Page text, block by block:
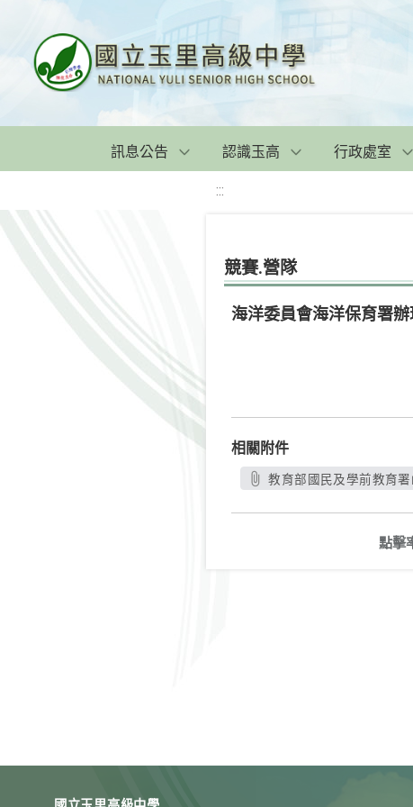
訊息公告 認識玉高 行政處室
:::
競賽.營隊
海洋委員會海洋保育署辦
相關附件
教育部國民及學前教育
點擊